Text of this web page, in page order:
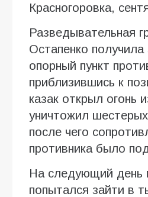
Красногоровка,
Разведывательная
Остапенко получила
опорный пункт
приблизившись к
казак открыл огонь
уничтожил
после чего
противника было
На следующий день
попытался зайти в